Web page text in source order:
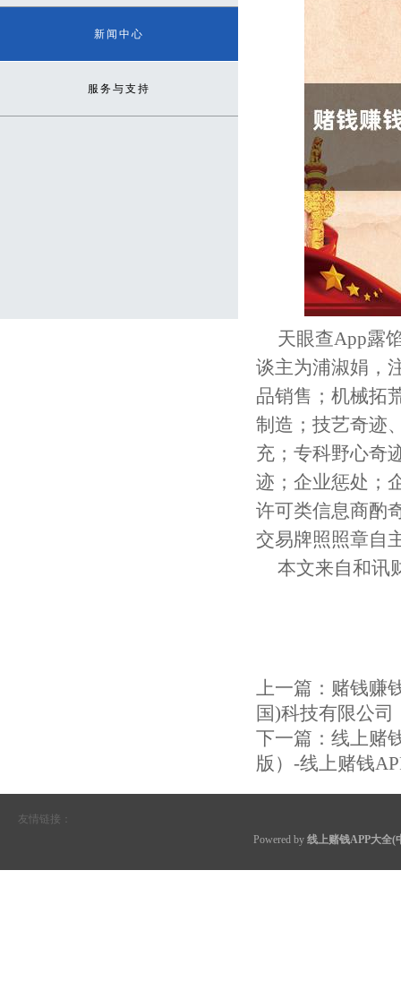
新闻中心
服务与支持
天眼查App露
谈主为浦淑娟，
品销售；机械拓
制造；技艺奇迹
充；专科野心奇
迹；企业惩处；
许可类信息商酌
交易牌照照章自
本文来自和讯
上一篇： 赌钱赚
国)科技有限公司
下一篇： 线上赌
版）-线上赌钱
友情链接：
Powered by 线上赌钱APP大全(